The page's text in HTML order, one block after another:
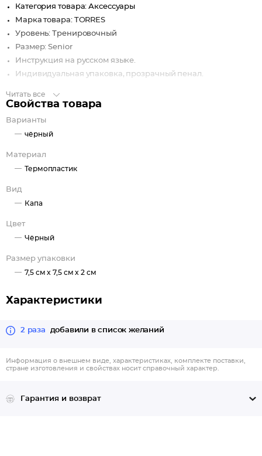
Категория товара: Аксессуары
Марка товара: TORRES
Уровень: Тренировочный
Размер: Senior
Инструкция на русском языке.
Индивидуальная упаковка, прозрачный пенал.
Читать все
Свойства товара
Варианты
чёрный
Материал
Термопластик
Вид
Капа
Цвет
Чёрный
Размер упаковки
7,5 см x 7,5 см x 2 см
Характеристики
2 раза добавили в список желаний
Информация о внешнем виде, характеристиках, комплекте поставки,
стране изготовления и свойствах носит справочный характер.
Гарантия и возврат